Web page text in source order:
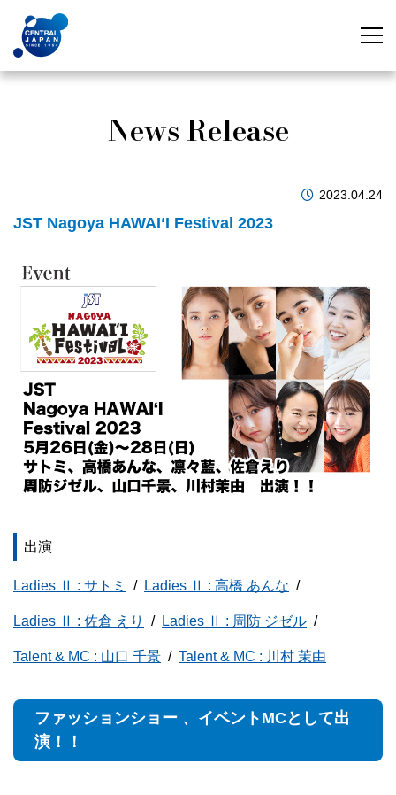
News Release
2023.04.24
JST Nagoya HAWAIʻI Festival 2023
出演
Ladies Ⅱ : サトミ Ladies Ⅱ : 高橋 あんな
Ladies Ⅱ : 佐倉 えり Ladies Ⅱ : 周防 ジゼル
Talent & MC : 山口 千景 Talent & MC : 川村 茉由
ファッションショー 、イベントMCとして出
演！！